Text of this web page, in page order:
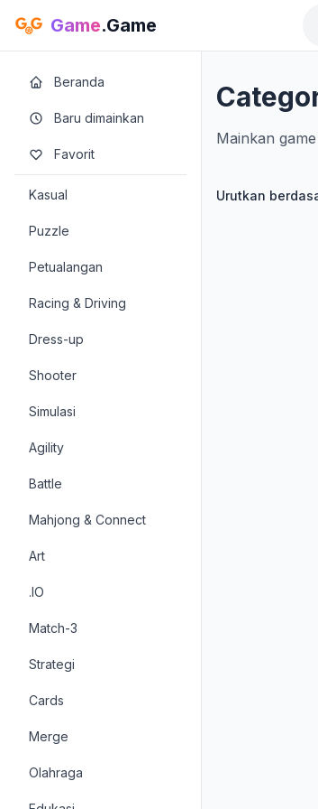
Game.Game
Beranda
Baru dimainkan
Favorit
Kasual
Puzzle
Petualangan
Racing & Driving
Dress-up
Shooter
Simulasi
Agility
Battle
Mahjong & Connect
Art
.IO
Match-3
Strategi
Cards
Merge
Olahraga
Mainkan
Urutkan